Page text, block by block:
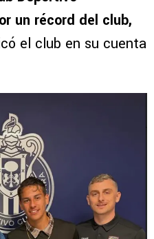
un récord del club,
el club en su cuenta